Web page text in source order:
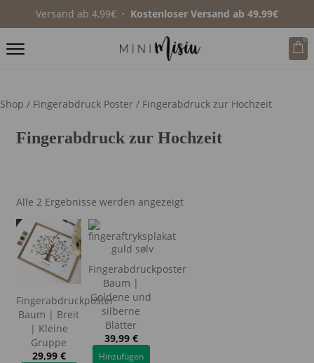
Versand ab 4,99€ ∙ Kostenloser Versand ab 49,99€
0
Shop / Fingerabdruck Poster / Fingerabdruck zur Hochzeit
Fingerabdruck zur Hochzeit
Alle 2 Ergebnisse werden angezeigt
Fingerabdruckposter
Baum | Breit
| Kleine
Gruppe
29,99 €
Fingerabdruckposter
Baum |
Goldene und
silberne
Blätter
39,99 €
Hinzufügen